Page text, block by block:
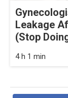
Leakage
(Stop
4 h 1 min